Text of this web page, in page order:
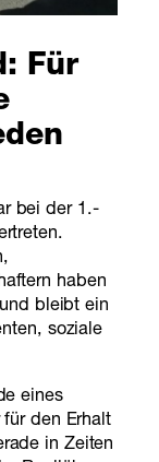
Für
bei der 1.-
haben
bleibt ein
soziale
eines
den Erhalt
in Zeiten